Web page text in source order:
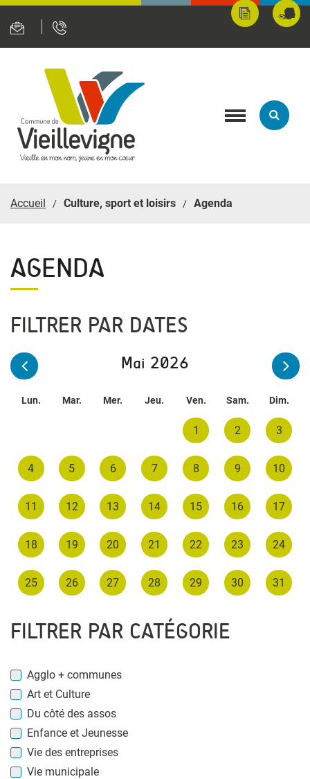
Mes
démarches
Toggle
Accueil Culture, sport et loisirs Agenda
AGENDA
FILTRER PAR DATES
Mai 2026
Lun. Mar. Mer. Jeu. Ven. Sam. Dim.
1 2 3
4 5 6 7 8 9 10
11 12 13 14 15 16 17
18 19 20 21 22 23 24
25 26 27 28 29 30 31
FILTRER PAR CATÉGORIE
Agglo + communes
Art et Culture
Du côté des assos
Enfance et Jeunesse
Vie des entreprises
Vie municipale
Panneau de gestion des cookies